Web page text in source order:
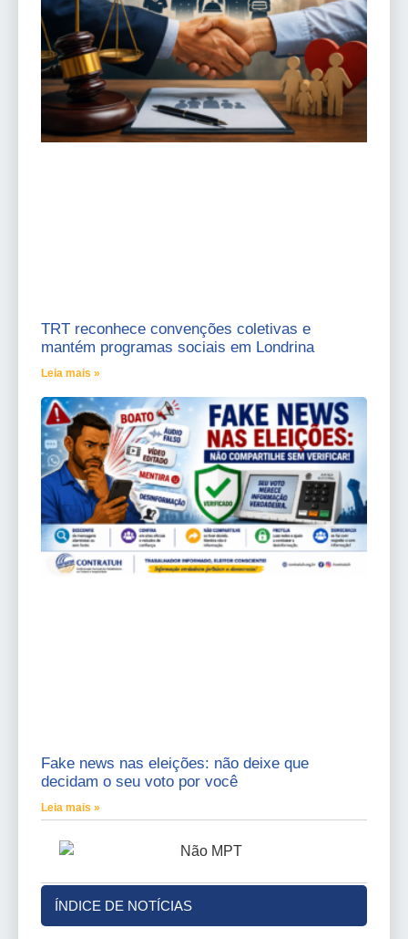
TRT reconhece convenções coletivas e
mantém programas sociais em Londrina
Leia mais »
Fake news nas eleições: não deixe que
decidam o seu voto por você
Leia mais »
ÍNDICE DE NOTÍCIAS